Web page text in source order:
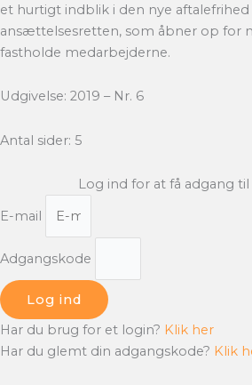
et hurtigt indblik i den nye
ansættelsesretten, som åbner op for
fastholde medarbejderne.
Udgivelse: 2019 – Nr. 6
Antal sider: 5
Log ind for at få adgang
E-mail
Adgangskode
Log ind
Har du brug for et login? Klik her
Har du glemt din adgangskode? Klik